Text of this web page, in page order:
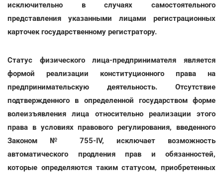
исключительно в случаях самостоятельного
представления указанными лицами регистрационных
карточек государственному регистратору.
Статус физического лица-предпринимателя является
формой реализации конституционного права на
предпринимательскую деятельность. Отсутствие
подтвержденного в определенной государством форме
волеизъявления лица относительно реализации этого
права в условиях правового регулирования, введенного
Законом № 755-IV, исключает возможность
автоматического продления прав и обязанностей,
которые определяются таким статусом, приобретенных